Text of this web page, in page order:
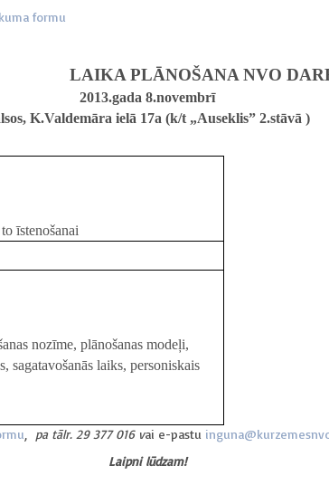
formu
LAIKA PLĀNOŠANA NVO
2013.gada 8.novembrī
K.Valdemāra ielā 17a (k/t „Auseklis” 2.stāvā )
īstenošanai
nozīme, plānošanas modeļi,
sagatavošanās laiks, personiskais
pa tālr. 29 377 016 vai e-pastu
Laipni lūdzam!